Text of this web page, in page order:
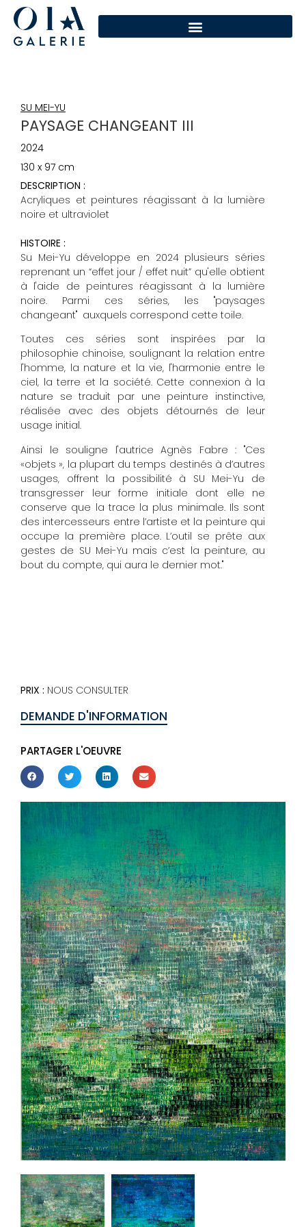
SU MEI-YU
PAYSAGE CHANGEANT III
2024
130 x 97 cm
DESCRIPTION :
Acryliques et peintures réagissant à la lumière
noire et ultraviolet
HISTOIRE :
Su Mei-Yu développe en 2024 plusieurs séries
reprenant un “effet jour / effet nuit” qu'elle obtient
à l'aide de peintures réagissant à la lumière
noire. Parmi ces séries, les "paysages
changeant" auxquels correspond cette toile.
Toutes ces séries sont inspirées par la
philosophie chinoise, soulignant la relation entre
l'homme, la nature et la vie, l'harmonie entre le
ciel, la terre et la société. Cette connexion à la
nature se traduit par une peinture instinctive,
réalisée avec des objets détournés de leur
usage initial.
Ainsi le souligne l'autrice Agnès Fabre : "Ces
«objets », la plupart du temps destinés à d’autres
usages, offrent la possibilité à SU Mei-Yu de
transgresser leur forme initiale dont elle ne
conserve que la trace la plus minimale. Ils sont
des intercesseurs entre l’artiste et la peinture qui
occupe la première place. L’outil se prête aux
gestes de SU Mei-Yu mais c’est la peinture, au
bout du compte, qui aura le dernier mot."
PRIX : NOUS CONSULTER
DEMANDE D'INFORMATION
PARTAGER L'OEUVRE